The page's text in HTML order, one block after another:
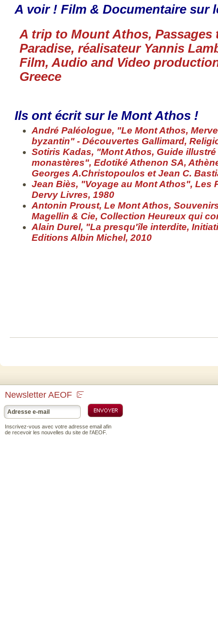
A voir ! Film & Documentaire sur
A trip to Mount Athos, Passages
Paradise, réalisateur Yannis
Film, Audio and Video
Greece
Ils ont écrit sur le Mont Athos !
André Paléologue, "Le Mont Athos,
byzantin" - Découvertes Gallimard,
Sotiris Kadas, "Mont Athos, Guide
monastères", Edotiké Athenon SA,
Georges A.Christopoulos et Jean C.
Jean Biès, "Voyage au Mont Athos", Les
Dervy Livres, 1980
Antonin Proust, Le Mont Athos,
Magellin & Cie, Collection Heureux qui
Alain Durel, "La presqu'île interdite,
Editions Albin Michel, 2010
Newsletter AEOF
Inscrivez-vous avec votre adresse email afin
de recevoir les nouvelles du site de l'AEOF.